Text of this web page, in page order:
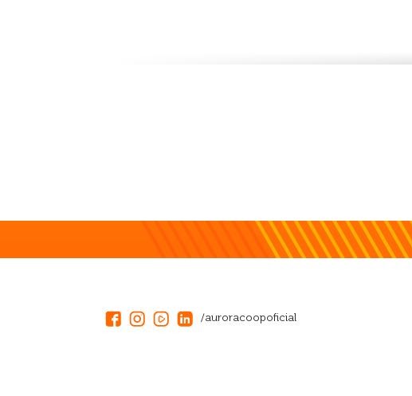
/auroracoopoficial